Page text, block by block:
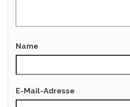
Name
E-Mail-Adresse